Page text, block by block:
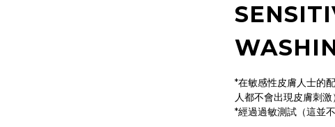
*在敏感性皮膚人士的
人都不會出現皮膚刺激
*經過過敏測試（這並